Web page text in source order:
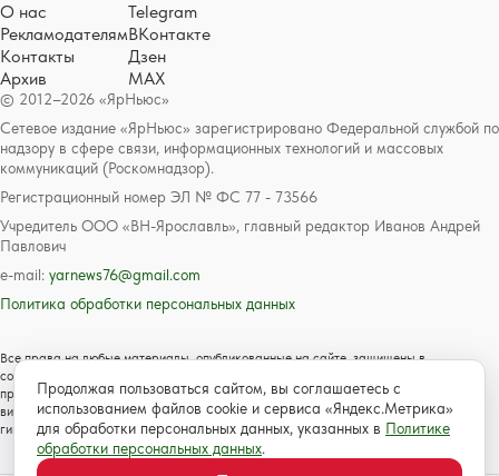
© 2012–2026 «ЯрНьюс»
Сетевое издание «ЯрНьюс» зарегистрировано Федеральной службой по
надзору в сфере связи, информационных технологий и массовых
коммуникаций (Роскомнадзор).
Регистрационный номер ЭЛ № ФС 77 - 73566
Учредитель ООО «ВН-Ярославль», главный редактор Иванов Андрей
Павлович
e-mail: yarnews76@gmail.com
Политика обработки персональных данных
Все права на любые материалы, опубликованные на сайте, защищены в
соответствии с российским и международным законодательством об авторском
праве и смежных правах. Любое использование текстовых, фото, аудио и
видеоматериалов возможно только с согласия правообладателя с обязательной
гиперссылкой на сайт https://www.yarnews.net; Для детей старше 16 лет.
О нас
Рекламодателям
Контакты
Архив
Telegram
ВКонтакте
Дзен
MAX
Продолжая пользоваться сайтом, вы соглашаетесь с
использованием файлов cookie и сервиса «Яндекс.Метрика»
для обработки персональных данных, указанных в Политике
обработки персональных данных.